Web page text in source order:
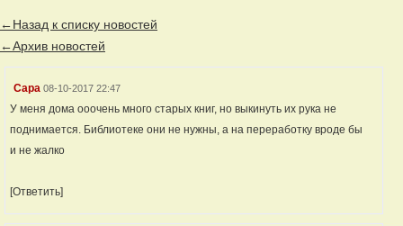
←Назад к списку новостей
←Архив новостей
Сара 08-10-2017 22:47
У меня дома ооочень много старых книг, но выкинуть их рука не
поднимается. Библиотеке они не нужны, а на переработку вроде бы
и не жалко
[Ответить]